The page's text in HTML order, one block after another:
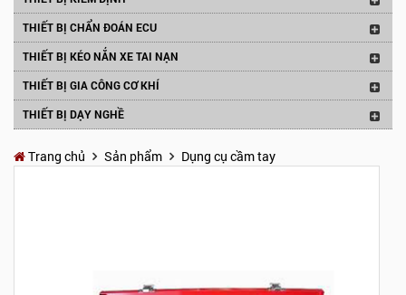
THIẾT BỊ CHẨN ĐOÁN ECU
THIẾT BỊ KÉO NẮN XE TAI NẠN
THIẾT BỊ GIA CÔNG CƠ KHÍ
THIẾT BỊ DẠY NGHỀ
Trang chủ Sản phẩm Dụng cụ cầm tay